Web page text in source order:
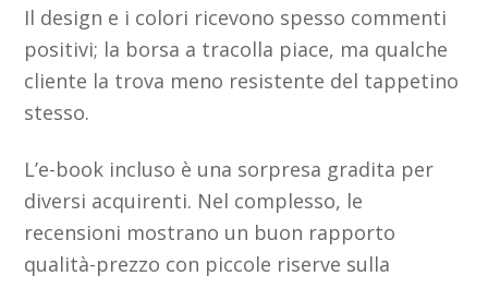
Il design e i colori ricevono spesso commenti
positivi; la borsa a tracolla piace, ma qualche
cliente la trova meno resistente del tappetino
stesso.
L’e-book incluso è una sorpresa gradita per
diversi acquirenti. Nel complesso, le
recensioni mostrano un buon rapporto
qualità-prezzo con piccole riserve sulla